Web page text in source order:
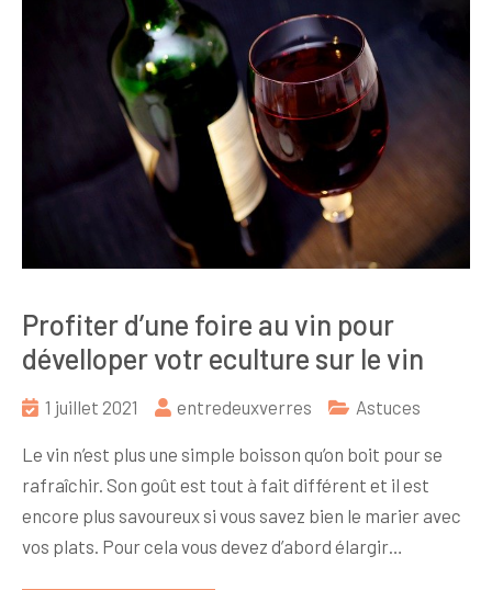
Profiter d’une foire au vin pour
dévelloper votr eculture sur le vin
1 juillet 2021 entredeuxverres Astuces
Le vin n’est plus une simple boisson qu’on boit pour se
rafraîchir. Son goût est tout à fait différent et il est
encore plus savoureux si vous savez bien le marier avec
vos plats. Pour cela vous devez d’abord élargir…